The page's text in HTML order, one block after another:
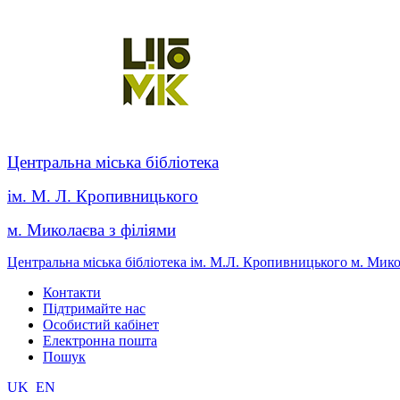
Центральна міська бібліотека
ім. М. Л. Кропивницького
м. Миколаєва з філіями
Центральна міська бібліотека ім. М.Л. Кропивницького м.
Контакти
Підтримайте нас
Особистий кабінет
Електронна пошта
Пошук
UK EN